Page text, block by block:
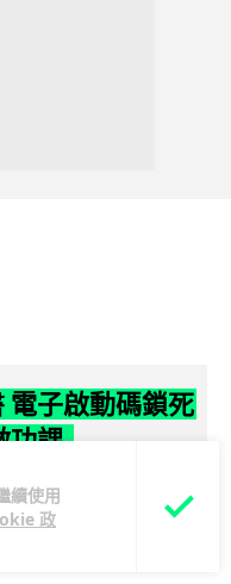
續使用
政
電子啟動碼鎖死
功課
書單價錢按年加 14.7%
教材啟動碼這項設計，